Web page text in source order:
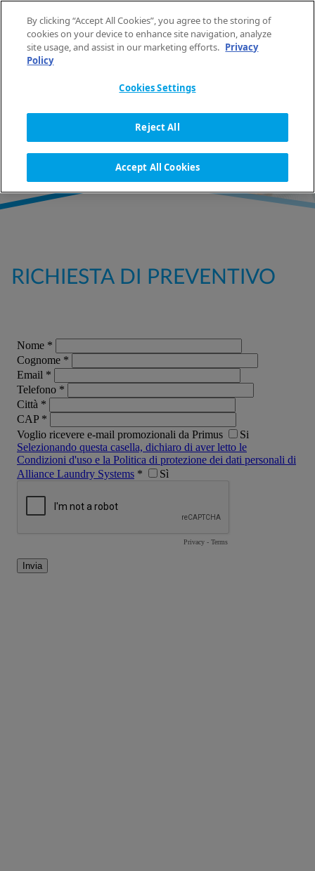
IT
HOME RICHIESTA DI PREVENTIVO
RICHIESTA DI PREVENTIVO
RICHIESTA DI PREVENTIVO
By clicking “Accept All Cookies”, you agree to the storing of
cookies on your device to enhance site navigation, analyze
site usage, and assist in our marketing efforts. Privacy
Policy
Cookies Settings
Reject All
Accept All Cookies